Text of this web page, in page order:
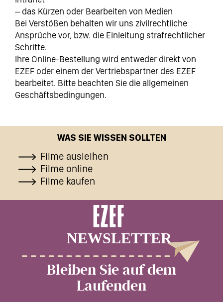
– das Kürzen oder Bearbeiten von Medien
Bei Verstößen behalten wir uns zivilrechtliche
Ansprüche vor, bzw. die Einleitung strafrechtlicher
Schritte.
Ihre Online-Bestellung wird entweder direkt von
EZEF oder einem der Vertriebspartner des EZEF
bearbeitet. Bitte beachten Sie die allgemeinen
Geschäftsbedingungen.
WAS SIE WISSEN SOLLTEN
Filme ausleihen
Filme online
Filme kaufen
Bleiben Sie auf dem
Laufenden